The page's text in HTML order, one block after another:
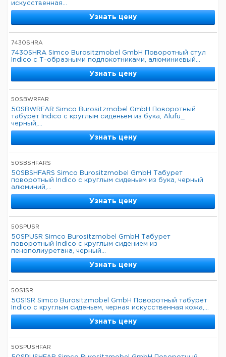
искусственная...
Узнать цену
7430SHRA
7430SHRA Simco Burositzmobel GmbH Поворотный стул
Indico с Т-образными подлокотниками, алюминиевый...
Узнать цену
50SBWRFAR
50SBWRFAR Simco Burositzmobel GmbH Поворотный
табурет Indico с круглым сиденьем из бука, Alufu_
черный,...
Узнать цену
50SBSHFARS
50SBSHFARS Simco Burositzmobel GmbH Табурет
поворотный Indico с круглым сиденьем из бука, черный
алюминий,...
Узнать цену
50SPUSR
50SPUSR Simco Burositzmobel GmbH Табурет
поворотный Indico с круглым сидением из
пенополиуретана, черный...
Узнать цену
50S1SR
50S1SR Simco Burositzmobel GmbH Поворотный табурет
Indico с круглым сиденьем, черная искусственная кожа,...
Узнать цену
50SPUSHFAR